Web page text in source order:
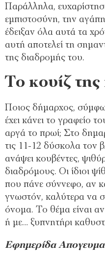
Παράλληλα,
εμπιστοσύνη, την
έδειξαν όλα αυτά τα
αυτή αποτελεί τη
της διαδρομής του.
Το κουίζ
Ποιος δήμαρχος,
έχει κάνει το γραφείο
αργά το πρωί; Στο
τις 11-12 δύσκολα τον
ανάψει κουβέντες,
διαδρόμους. Οι ίδιοι
που πάνε σύννεφο, αν
γνωστόν, καλύτερα να
όνομα. Το θέμα είναι
ή με… ξυπνητήρι
Εφημερίδα